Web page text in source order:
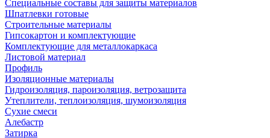
Специальные составы для защиты материалов
Шпатлевки готовые
Строительные материалы
Гипсокартон и комплектующие
Комплектующие для металлокаркаса
Листовой материал
Профиль
Изоляционные материалы
Гидроизоляция, пароизоляция, ветрозащита
Утеплители, теплоизоляция, шумоизоляция
Сухие смеси
Алебастр
Затирка